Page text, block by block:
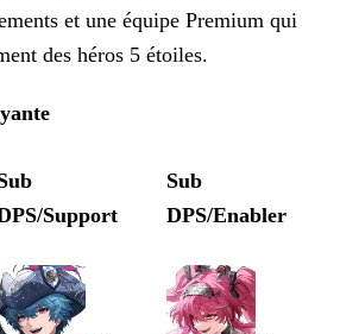
et une équipe Premium qui
des héros 5 étoiles.
Support
Sub
DPS/Enabler